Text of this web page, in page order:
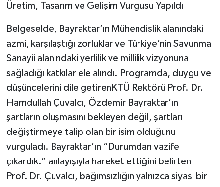
Üretim, Tasarım ve Gelişim Vurgusu Yapıldı
Belgeselde, Bayraktar’ın Mühendislik alanındaki
azmi, karşılaştığı zorluklar ve Türkiye’nin Savunma
Sanayii alanındaki yerlilik ve millilik vizyonuna
sağladığı katkılar ele alındı. Programda, duygu ve
düşüncelerini dile getirenKTÜ Rektörü Prof. Dr.
Hamdullah Çuvalcı, Özdemir Bayraktar’ın
şartların oluşmasını bekleyen değil, şartları
değiştirmeye talip olan bir isim olduğunu
vurguladı. Bayraktar’ın “Durumdan vazife
çıkardık.” anlayışıyla hareket ettiğini belirten
Prof. Dr. Çuvalcı, bağımsızlığın yalnızca siyasi bir